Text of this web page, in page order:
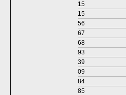
15
15
56
67
68
93
39
09
84
85